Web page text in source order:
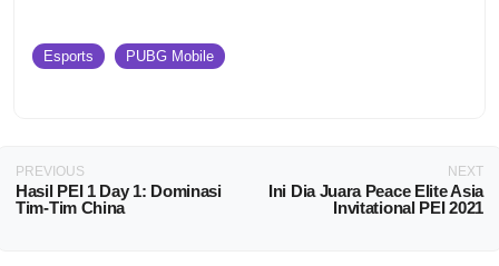
Esports PUBG Mobile
PREVIOUS
Hasil PEI 1 Day 1: Dominasi
Tim-Tim China
NEXT
Ini Dia Juara Peace Elite Asia
Invitational PEI 2021